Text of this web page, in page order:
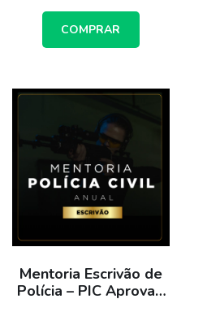
COMPRAR
Mentoria Escrivão de
Polícia – PIC Aprova -